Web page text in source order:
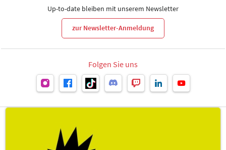
Up-to-date bleiben mit unserem Newsletter
zur Newsletter-Anmeldung
Folgen Sie uns